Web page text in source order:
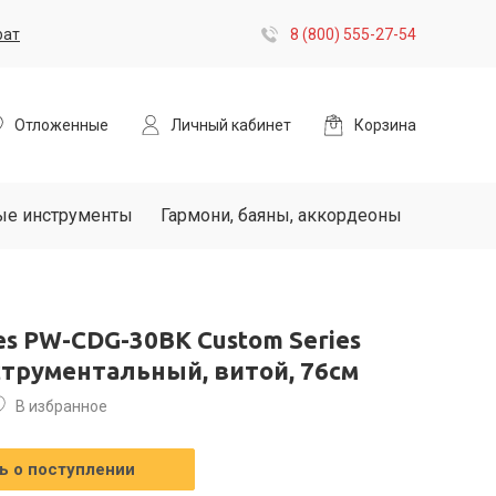
8 (800) 555-27-54
Отложенные Личный кабинет Корзина
инструменты Гармони, баяны, аккордеоны
PW-CDG-30BK Custom Series
витой, 76см
В избранное
о поступлении